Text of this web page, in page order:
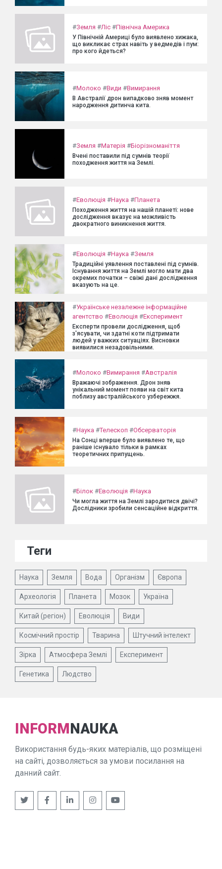
#Земля #Ліс #Північна Америка
У Північній Америці було виявлено хижака,
що викликає страх навіть у ведмедів і пум:
про кого йдеться?
#Молоко #Види #Вимирання
В Австралії дрон випадково зняв момент
народження дитинча кита.
#Земля #Матерія #Біорізноманіття
Вчені поставили під сумнів теорії
походження життя на Землі.
#Еволюція #Наука #Планета
Походження життя на нашій планеті: нове
дослідження вказує на можливість
двократного виникнення життя.
#Еволюція #Наука #Земля
Традиційні уявлення поставлені під сумнів.
Існування життя на Землі могло мати два
окремих початки – свіжі дані дослідження
вказують на це.
#Українське незалежне інформаційне
агентство #Еволюція #Експеримент
Експерти провели дослідження, щоб
з'ясувати, чи здатні коти підтримати
людей у важких ситуаціях. Висновки
виявилися незадовільними.
#Молоко #Вимирання #Австралія
Вражаючі зображення. Дрон зняв
унікальний момент появи на світ кита
поблизу австралійського узбережжя.
#Наука #Телескоп #Обсерваторія
На Сонці вперше було виявлено те, що
раніше існувало тільки в рамках
теоретичних припущень.
#Білок #Еволюція #Наука
Чи могла життя на Землі зародитися двічі?
Дослідники зробили сенсаційне відкриття.
Теги
Наука Земля Вода Організм Європа
Археологія Планета Мозок Україна
Китай (регіон) Еволюція Види
Космічний простір Тварина Штучний інтелект
Зірка Атмосфера Землі Експеримент
Генетика Людство
INFORMNAUKA
Використання будь-яких матеріалів, що розміщені
на сайті, дозволяється за умови посилання на
данний сайт.